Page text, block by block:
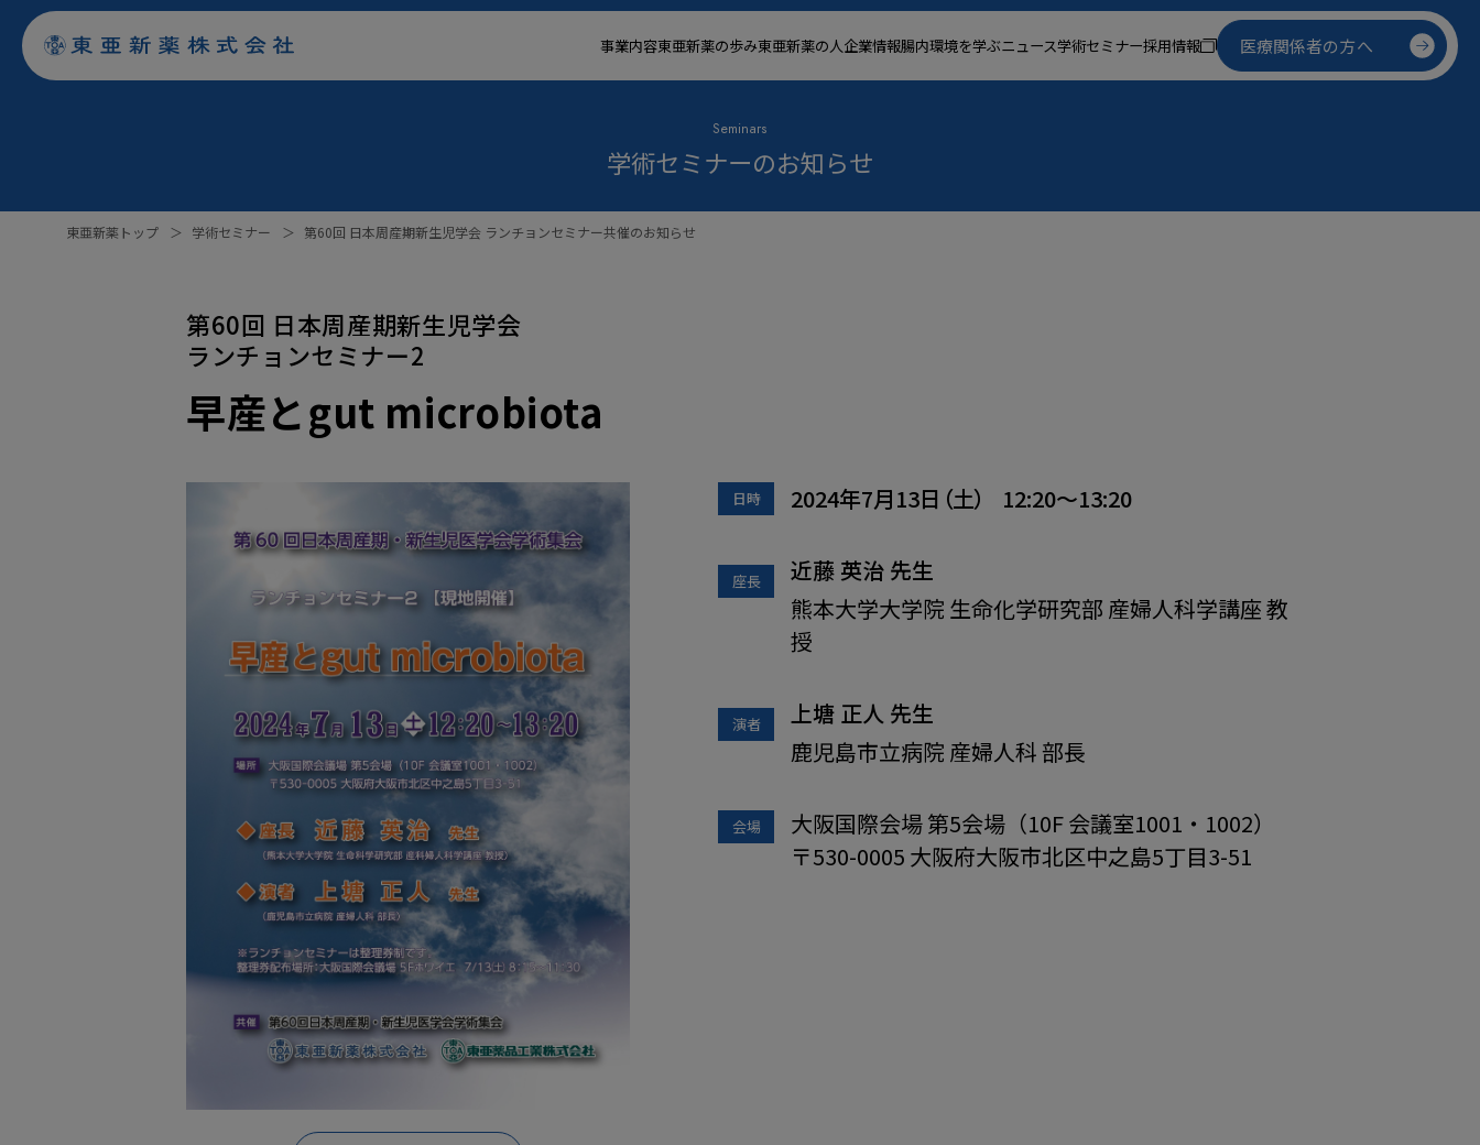
事業内容東亜新薬の歩み東亜新薬の人企業情報腸内環境を学ぶニュース学術セミナー採用情報 医療関係者の方へ
Seminars
学術セミナーのお知らせ
東亜新薬トップ ＞ 学術セミナー ＞ 第60回 日本周産期新生児学会 ランチョンセミナー共催のお知らせ
第60回 日本周産期新生児学会
ランチョンセミナー2
早産とgut microbiota
日時 2024年7月13日（土） 12:20～13:20
座長 近藤 英治 先生
熊本大学大学院 生命化学研究部 産婦人科学講座 教
授
演者 上塘 正人 先生
鹿児島市立病院 産婦人科 部長
会場
大阪国際会場 第5会場（10F 会議室1001・1002）
〒530-0005 大阪府大阪市北区中之島5丁目3-51